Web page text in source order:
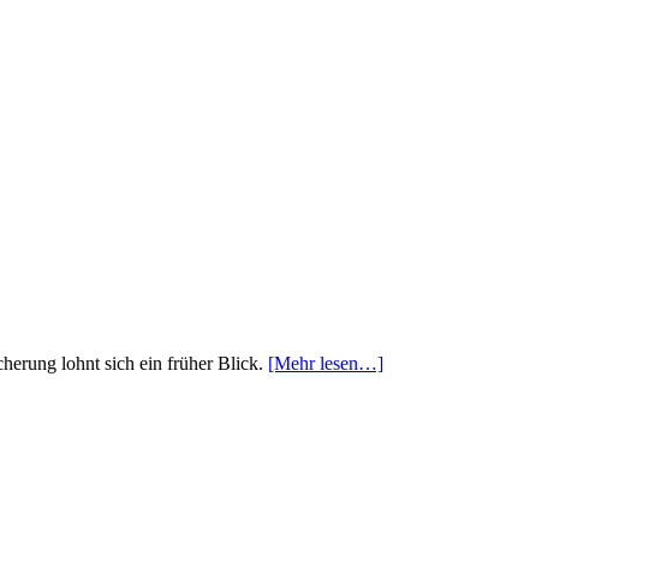
lohnt sich ein früher Blick. [Mehr lesen…]